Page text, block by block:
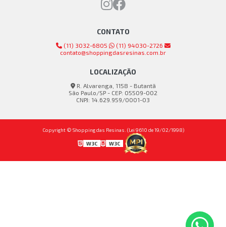
CONTATO
(11) 3032-6805
(11) 94030-2726
contato@shoppingdasresinas.com.br
LOCALIZAÇÃO
R. Alvarenga, 1158 - Butantã
São Paulo/SP - CEP: 05509-002
CNPJ: 14.629.959/0001-03
Copyright © Shopping das Resinas. (Lei 9610 de 19/02/1998)
W3C W3C